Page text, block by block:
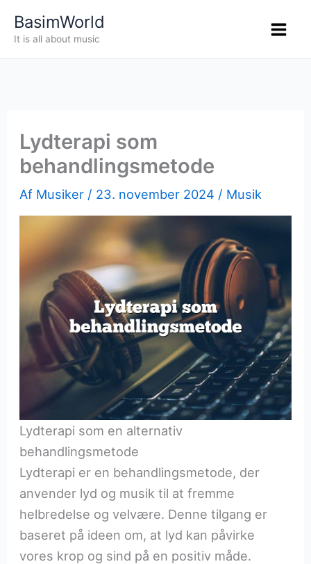
BasimWorld
It is all about music
Lydterapi som
behandlingsmetode
Af Musiker / 23. november 2024 / Musik
Lydterapi som en alternativ
behandlingsmetode
Lydterapi er en behandlingsmetode, der
anvender lyd og musik til at fremme
helbredelse og velvære. Denne tilgang er
baseret på ideen om, at lyd kan påvirke
vores krop og sind på en positiv måde.